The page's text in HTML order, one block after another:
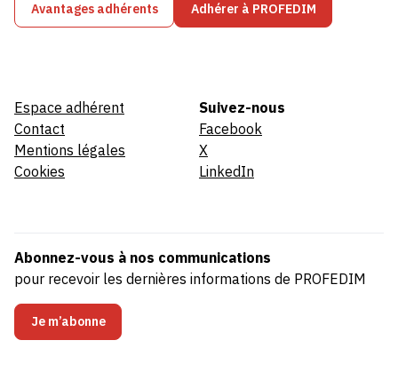
Avantages adhérents Adhérer à PROFEDIM
Espace adhérent
Contact
Mentions légales
Cookies
Suivez-nous
Facebook
X
LinkedIn
Abonnez-vous à nos communications
pour recevoir les dernières informations de PROFEDIM
Je m’abonne